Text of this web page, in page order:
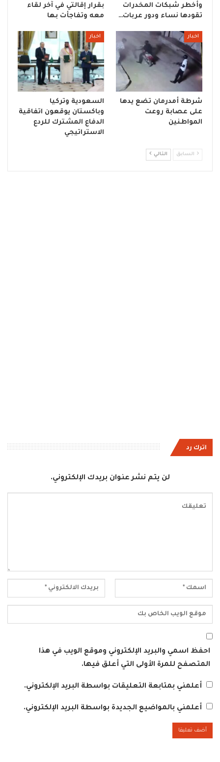
وأخطر شبكات المخدرات
تقودها نساء ودور عربات…
بقرار إقالتي في آخر لقاء
معه وتفاجأت بها
اخبار
شرطة أمدرمان تضع يدها
على عصابة روعت
المواطنين
اخبار
السعودية وتركيا
وباكستان يوقعون اتفاقية
الدفاع المشترك للردع
الاستراتيجي
السابق التالي
اترك رد
لن يتم نشر عنوان بريدك الإلكتروني.
احفظ اسمي والبريد الإلكتروني وموقع الويب في هذا
المتصفح للمرة الأولى التي أعلق فيها.
أعلمني بمتابعة التعليقات بواسطة البريد الإلكتروني.
أعلمني بالمواضيع الجديدة بواسطة البريد الإلكتروني.